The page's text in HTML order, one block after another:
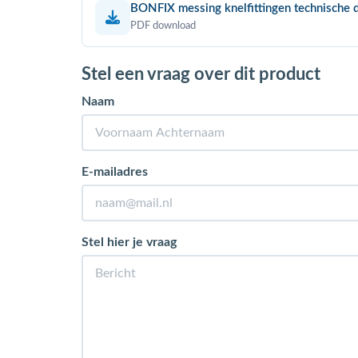
BONFIX messing knelfittingen technische
PDF download
Stel een vraag over dit product
Naam
E-mailadres
Stel hier je vraag